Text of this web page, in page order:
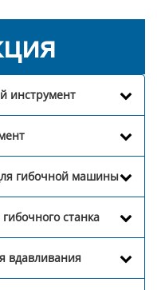
инструмент
гибочной машины
станка
вдавливания